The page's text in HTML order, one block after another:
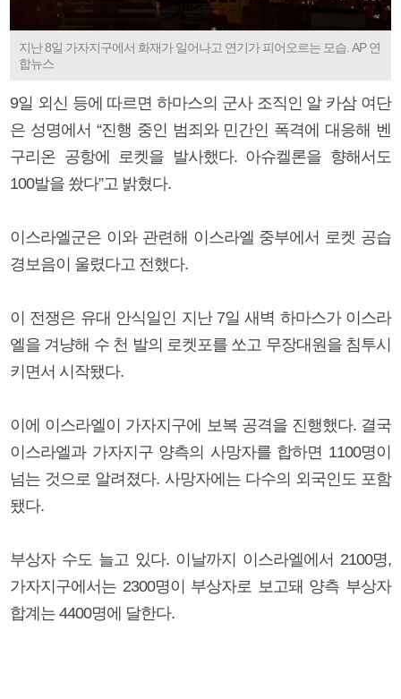
지난 8일 가자지구에서 화재가 일어나고 연기가 피어오르는 모습. AP 연
합뉴스
9일 외신 등에 따르면 하마스의 군사 조직인 알 카삼 여단
은 성명에서 “진행 중인 범죄와 민간인 폭격에 대응해 벤
구리온 공항에 로켓을 발사했다. 아슈켈론을 향해서도
100발을 쐈다”고 밝혔다.
이스라엘군은 이와 관련해 이스라엘 중부에서 로켓 공습
경보음이 울렸다고 전했다.
이 전쟁은 유대 안식일인 지난 7일 새벽 하마스가 이스라
엘을 겨냥해 수 천 발의 로켓포를 쏘고 무장대원을 침투시
키면서 시작됐다.
이에 이스라엘이 가자지구에 보복 공격을 진행했다. 결국
이스라엘과 가자지구 양측의 사망자를 합하면 1100명이
넘는 것으로 알려졌다. 사망자에는 다수의 외국인도 포함
됐다.
부상자 수도 늘고 있다. 이날까지 이스라엘에서 2100명,
가자지구에서는 2300명이 부상자로 보고돼 양측 부상자
합계는 4400명에 달한다.